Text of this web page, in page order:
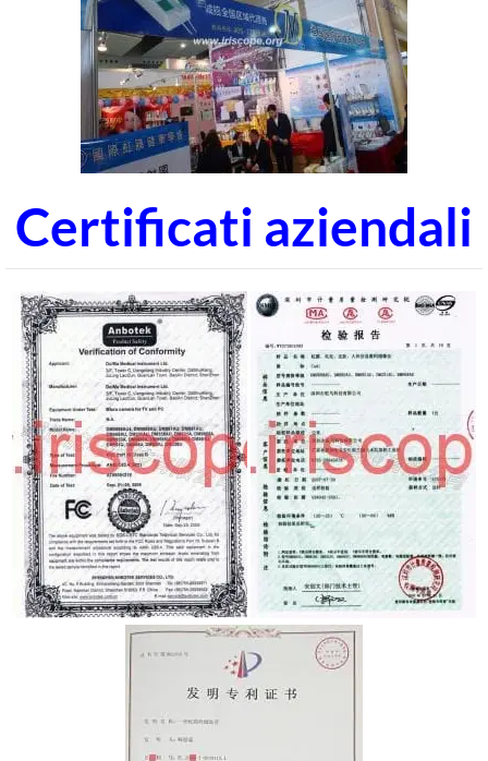
Certificati aziendali